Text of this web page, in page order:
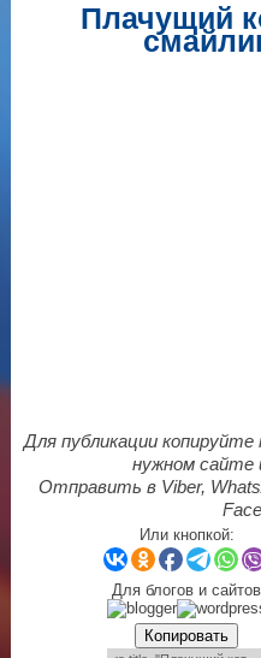
Плачущий
Для публикации
нужном сайте
Отправить в Viber,
Или кнопкой:
Для блогов и сайтов
Копировать